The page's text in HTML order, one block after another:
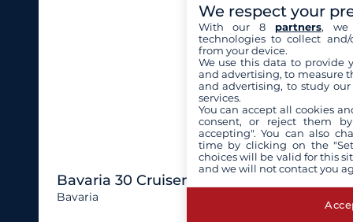
Bavaria 30 Cruiser
Bavaria
We respect your
With our 8 partners, we
technologies to collect
from your device.
We use this data to provide
and advertising, to measure
and advertising, to study
services.
You can accept all cookies
consent, or reject them
accepting". You can also
time by clicking on the
choices will be valid for this
and we will not contact you